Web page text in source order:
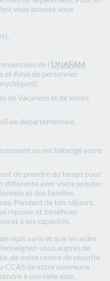
vous pouvez vous
de l’UNAFAM
et Amis de personnes
de Vacances et de loisirs
départementale,
ou est hébergé votre
de prendre du temps pour
différente avec votre proche
et des familles
Pendant de tels séjours,
reposer et bénéficier
et à ses capacités.
répit varie et que les aides
vous auprès de
de votre centre de sécurité
CCAS de votre commune
à une telle aide.